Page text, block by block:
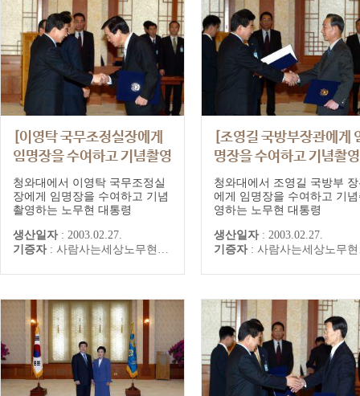
[이영탁 국무조정실장에게
임명장을 수여하고 기념촬영
하는 노무현 대통령]
청와대에서 이영탁 국무조정실
장에게 임명장을 수여하고 기념
촬영하는 노무현 대통령
생산일자 : 2003.02.27.
기증자 : 사람사는세상노무현재단
[조영길 국방부장관에게
명장을 수여하고 기념촬
는 노무현 대통령]
청와대에서 조영길 국방부
에게 임명장을 수여하고 기
영하는 노무현 대통령
생산일자 : 2003.02.27.
기증자 : 사람사는세상노무현재단